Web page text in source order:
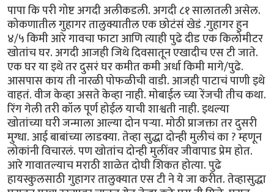
पापा कि परी गोष्ट अगदी अलीकडली. अगदी ८१ सालातली असेल.
कोकणातील गुहागर तालुक्यातील एक छोटंसं खेडं .गुहागर हुन
४/५ किमी आरे गावचा फाटा आणि त्याही पुढे दीड एक किलोमीटर
खोतांच घर. अगदी आजही जिथे दिवसातून एखादीच एस टी जाते.
एक घर या इथे तर दुसरं घर कमीत कमी अर्धा किमी मागे/पुढे.
आसपास काय ती नारळी पोफळीची वाडी. आजही पाटाचं पाणी इथे
वाहतं. वीज केव्हा असते केव्हा नाही. मोबाईल च्या रेंजची तीच कथा.
रिंग गेली तरी कॉल पूर्ण होईल याची शाश्वती नाही. इथल्या
खोतांच्या घरी जन्माला आल्या दोन पऱ्या. मोठी प्राजक्ता तर दुसरी
मुग्धा. आई बाबांच्या लाडक्या. तेव्हा सुद्धा दोन्ही मुलीचं का ? म्हणून
लोकांनी विचारलं. पण खोतांच दोन्ही मुलींवर जीवापाड प्रेम होत.
आरे गावातल्याच मराठी शाळेत दोघी शिकत होत्या. पुढे
हायस्कुलसाठी गुहागर तालुक्यात एस टी ने ये जा करीत. तेव्हासुद्धा